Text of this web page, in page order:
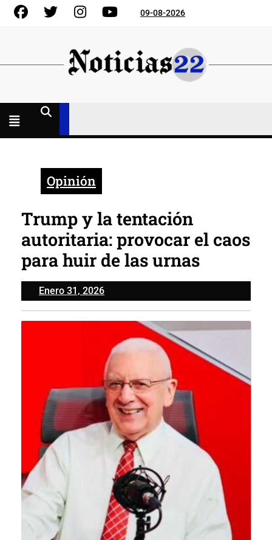
Skip
FacebookGorjeo InstagramYouTube09-08-2026
Opinión
Trump y la tentación
autoritaria: provocar el caos
para huir de las urnas
Enero 31, 2026Enero
31,
2026